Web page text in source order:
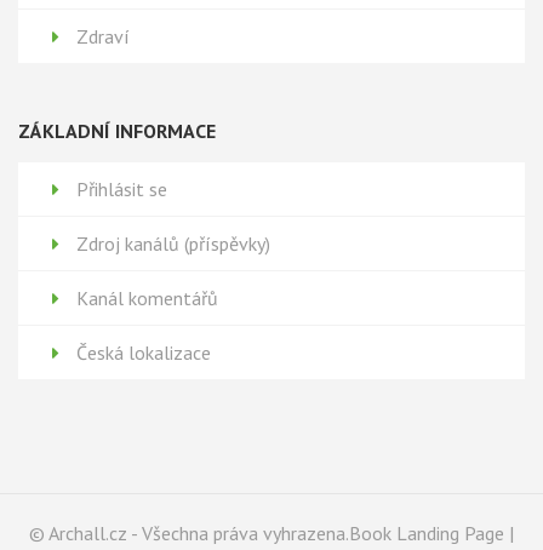
Zdraví
ZÁKLADNÍ INFORMACE
Přihlásit se
Zdroj kanálů (příspěvky)
Kanál komentářů
Česká lokalizace
© Archall.cz - Všechna práva vyhrazena.Book Landing Page |